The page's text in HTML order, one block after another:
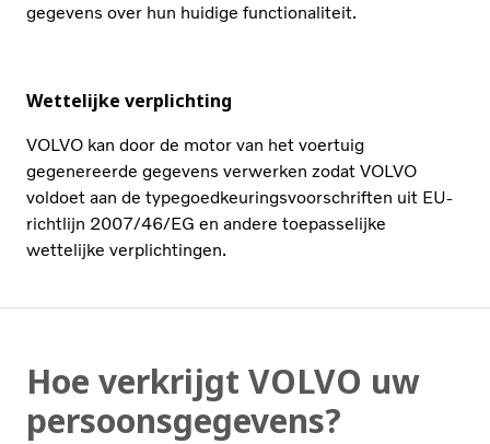
gegevens over hun huidige functionaliteit.
Wettelijke verplichting
VOLVO kan door de motor van het voertuig
gegenereerde gegevens verwerken zodat VOLVO
voldoet aan de typegoedkeuringsvoorschriften uit EU-
richtlijn 2007/46/EG en andere toepasselijke
wettelijke verplichtingen.
Hoe verkrijgt VOLVO uw
persoonsgegevens?